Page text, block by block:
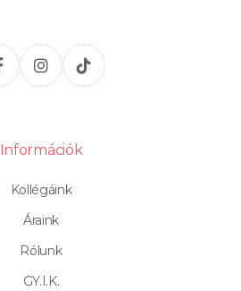
Információk
Kollégáink
Áraink
Rólunk
GY.I.K.